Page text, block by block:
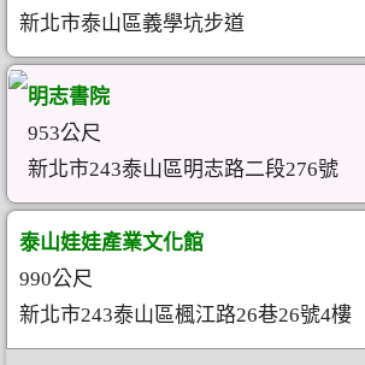
新北市泰山區義學坑步道
明志書院
953公尺
新北市243泰山區明志路二段276號
泰山娃娃產業文化館
990公尺
新北市243泰山區楓江路26巷26號4樓